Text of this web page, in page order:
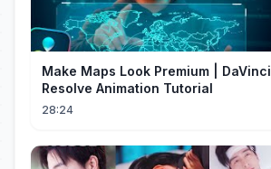
Make Maps Look Premium | DaVinci
Resolve Animation Tutorial
28:24